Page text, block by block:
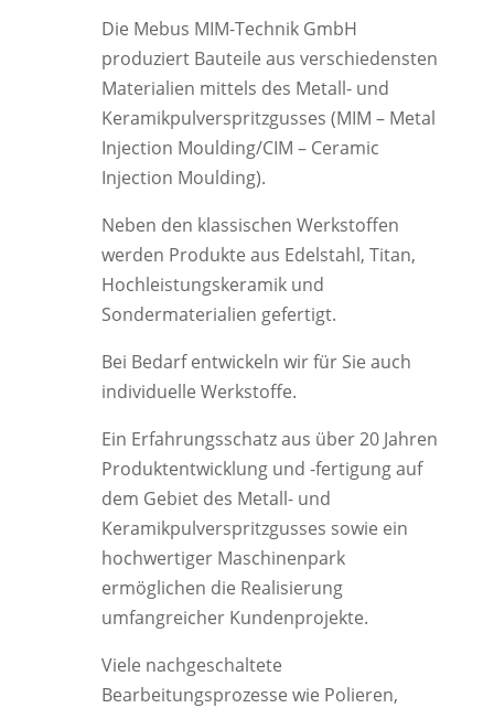
Die Mebus MIM-Technik GmbH
produziert Bauteile aus verschiedensten
Materialien mittels des Metall- und
Keramikpulverspritzgusses (MIM – Metal
Injection Moulding/CIM – Ceramic
Injection Moulding).
Neben den klassischen Werkstoffen
werden Produkte aus Edelstahl, Titan,
Hochleistungskeramik und
Sondermaterialien gefertigt.
Bei Bedarf entwickeln wir für Sie auch
individuelle Werkstoffe.
Ein Erfahrungsschatz aus über 20 Jahren
Produktentwicklung und -fertigung auf
dem Gebiet des Metall- und
Keramikpulverspritzgusses sowie ein
hochwertiger Maschinenpark
ermöglichen die Realisierung
umfangreicher Kundenprojekte.
Viele nachgeschaltete
Bearbeitungsprozesse wie Polieren,